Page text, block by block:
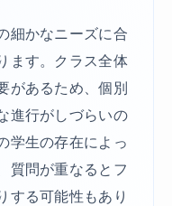
細かなニーズに合
ます。クラス全体
があるため、個別
進行がしづらいの
学生の存在によっ
質問が重なるとフ
する可能性もあり